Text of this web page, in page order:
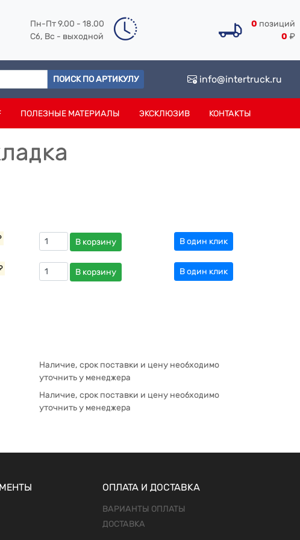
Пн-Пт 9.00 - 18.00
Сб, Вс - выходной
0 позиций
0 ₽
ПОИСК ПО АРТИКУЛУ info@intertruck.ru
ПОЛЕЗНЫЕ МАТЕРИАЛЫ ЭКСКЛЮЗИВ КОНТАКТЫ
В корзину В один клик
В корзину В один клик
Наличие, срок поставки и цену необходимо
уточнить у менеджера
Наличие, срок поставки и цену необходимо
уточнить у менеджера
ОПЛАТА И ДОСТАВКА
ВАРИАНТЫ ОПЛАТЫ
ДОСТАВКА